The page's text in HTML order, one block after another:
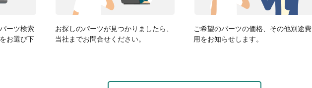
ーツ検索
お選び下
お探しのパーツが見つかりましたら、
当社までお問合せください。
ご希望のパーツの価格、その他別途費
用をお知らせします。